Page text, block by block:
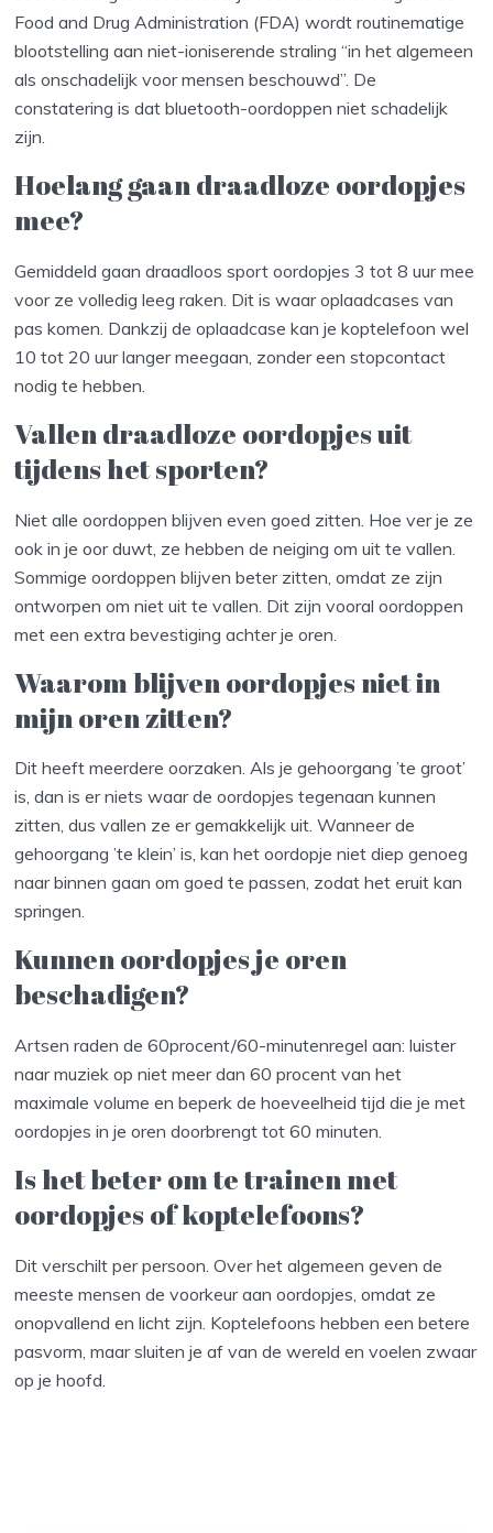
Food and Drug Administration (FDA) wordt routinematige
blootstelling aan niet-ioniserende straling “in het algemeen
als onschadelijk voor mensen beschouwd”. De
constatering is dat bluetooth-oordoppen niet schadelijk
zijn.
Hoelang gaan draadloze oordopjes
mee?
Gemiddeld gaan draadloos sport oordopjes 3 tot 8 uur mee
voor ze volledig leeg raken. Dit is waar oplaadcases van
pas komen. Dankzij de oplaadcase kan je koptelefoon wel
10 tot 20 uur langer meegaan, zonder een stopcontact
nodig te hebben.
Vallen draadloze oordopjes uit
tijdens het sporten?
Niet alle oordoppen blijven even goed zitten. Hoe ver je ze
ook in je oor duwt, ze hebben de neiging om uit te vallen.
Sommige oordoppen blijven beter zitten, omdat ze zijn
ontworpen om niet uit te vallen. Dit zijn vooral oordoppen
met een extra bevestiging achter je oren.
Waarom blijven oordopjes niet in
mijn oren zitten?
Dit heeft meerdere oorzaken. Als je gehoorgang ’te groot’
is, dan is er niets waar de oordopjes tegenaan kunnen
zitten, dus vallen ze er gemakkelijk uit. Wanneer de
gehoorgang ’te klein’ is, kan het oordopje niet diep genoeg
naar binnen gaan om goed te passen, zodat het eruit kan
springen.
Kunnen oordopjes je oren
beschadigen?
Artsen raden de 60procent/60-minutenregel aan: luister
naar muziek op niet meer dan 60 procent van het
maximale volume en beperk de hoeveelheid tijd die je met
oordopjes in je oren doorbrengt tot 60 minuten.
Is het beter om te trainen met
oordopjes of koptelefoons?
Dit verschilt per persoon. Over het algemeen geven de
meeste mensen de voorkeur aan oordopjes, omdat ze
onopvallend en licht zijn. Koptelefoons hebben een betere
pasvorm, maar sluiten je af van de wereld en voelen zwaar
op je hoofd.